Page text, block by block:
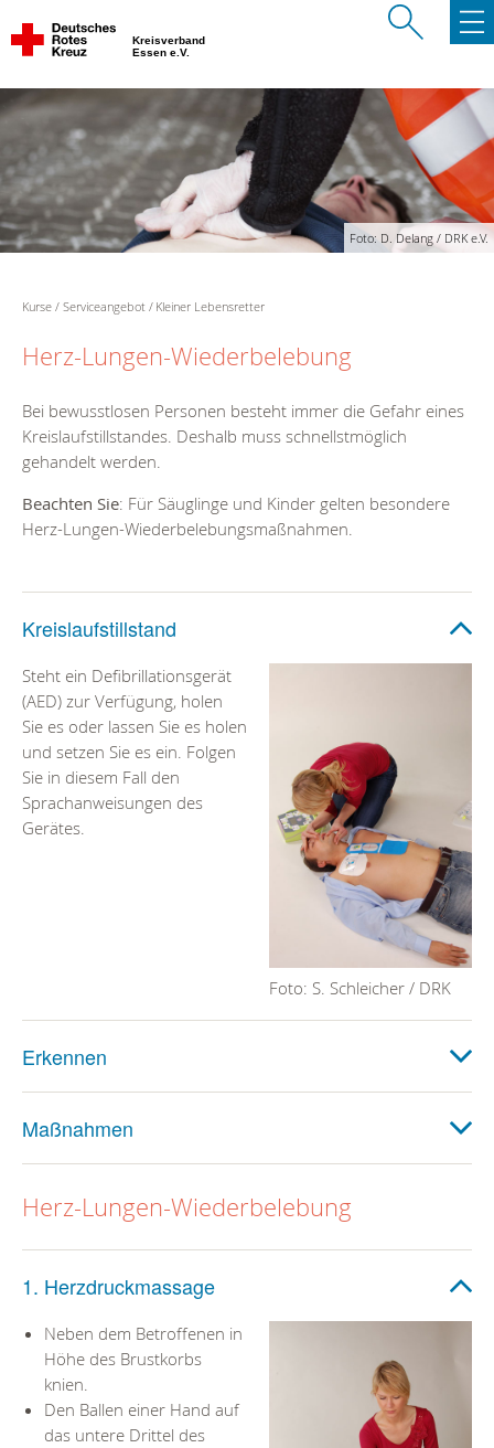
Kreisverband
Essen e.V.
Foto: D. Delang / DRK e.V.
Kurse Serviceangebot Kleiner Lebensretter
Herz-Lungen-Wiederbelebung
Bei bewusstlosen Personen besteht immer die Gefahr eines
Kreislaufstillstandes. Deshalb muss schnellstmöglich
gehandelt werden.
Beachten Sie: Für Säuglinge und Kinder gelten besondere
Herz-Lungen-Wiederbelebungsmaßnahmen.
Kreislaufstillstand
Foto: S. Schleicher / DRK
Steht ein Defibrillationsgerät
(AED) zur Verfügung, holen
Sie es oder lassen Sie es holen
und setzen Sie es ein. Folgen
Sie in diesem Fall den
Sprachanweisungen des
Gerätes.
Erkennen
Maßnahmen
Herz-Lungen-Wiederbelebung
1. Herzdruckmassage
Neben dem Betroffenen in
Höhe des Brustkorbs
knien.
Den Ballen einer Hand auf
das untere Drittel des